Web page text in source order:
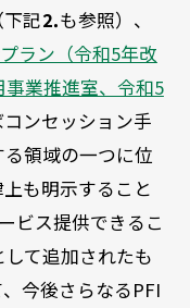
記⒉も参照）、
ラン（令和5年改
業推進室、令和5
ンセッション手
領域の一つに位
も明示すること
ビス提供できるこ
て追加されたも
今後さらなるPFI